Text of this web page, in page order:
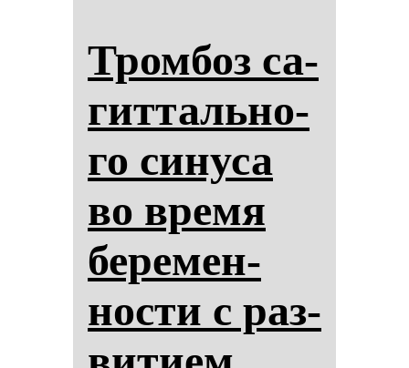
Тром­боз са­
гит­таль­но­
го си­ну­са
во вре­мя
бе­ре­мен­
нос­ти с раз­